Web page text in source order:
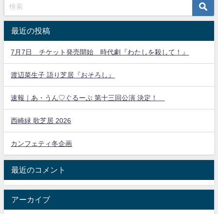
最近の投稿
7月7日 チケット発売開始 時代劇『わたしを殺して！』
渡辺菜生子 語り芝居『おそろし』
速報｜あ・うん♡ぐるーぷ 第十三回公演 決定！
西崎緑 歌芝居 2026
カンフェティ冬企画
最近のコメント
アーカイブ